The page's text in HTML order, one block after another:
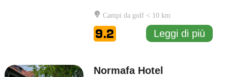
viaggio d'affari o in visita alla città per
piacere. Le camere e le suite del Queen's
Court Hotel & Residence sono arredate
con gusto e dotate ... Leggi di più
Campi da golf < 10 km
9.2 Leggi di più
Normafa Hotel